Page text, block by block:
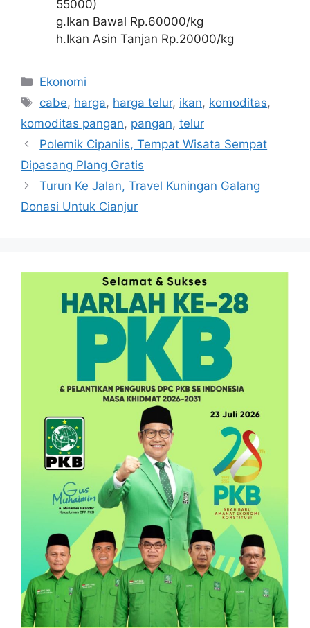
55000)
g.Ikan Bawal Rp.60000/kg
h.Ikan Asin Tanjan Rp.20000/kg
Kategori
Ekonomi
Tag
cabe, harga, harga telur, ikan, komoditas,
komoditas pangan, pangan, telur
Polemik Cipaniis, Tempat Wisata Sempat
Dipasang Plang Gratis
Turun Ke Jalan, Travel Kuningan Galang
Donasi Untuk Cianjur